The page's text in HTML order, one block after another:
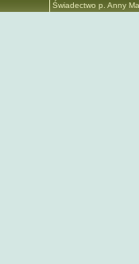
Świadectwo p. Anny